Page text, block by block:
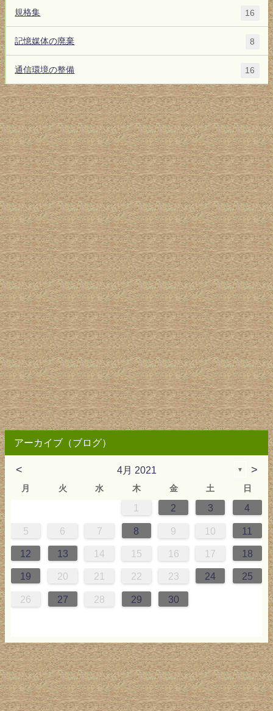
規格集 16
記憶媒体の廃棄 8
通信環境の整備 16
アーカイブ（ブログ）
< 4月 2021 ▼ >
月 火 水 木 金 土 日
1 2 3 4
5 6 7 8 9 10 11
12 13 14 15 16 17 18
19 20 21 22 23 24 25
26 27 28 29 30